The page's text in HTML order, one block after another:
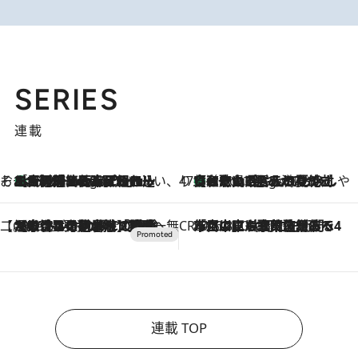
SERIES
連載
そおだよおこの関西おいしい、おやつ紀行
4 Hours Ago
［大阪府箕面市］一皿一皿目の前で仕上げられる、料理を巧みに組み込んだアシェットデセールコース「ミチル アシェット デセール（Michiru assiette dessert）」 47都道府県の手みやげ ひんやりスイーツで夏を満喫
4 Hours Ago
【和歌山県】この夏絶対食べたい 冷やしておいしいおやつ3選 みかんがごろっと丸ごと入ったジュレ
【CREA×星野リゾート】唯一無二。癒しと発見が待つ場所へ
2026.8.7
【トンボの足水浴】ヒノキの香りに包まれて涼感マックス！約13℃の湧水かけ流しを避暑地「星野温泉 トンボの湯」で体験 CREA'S CHOICE
2026.8.7
「立川にも歌舞伎があるんだよ」 片岡仁左衛門・市川中車ら豪華座組みで4年目の立川立飛歌舞伎へ
連載 TOP